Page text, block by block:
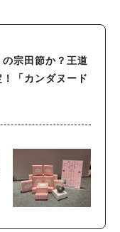
の宗田節か？王道
「カンダヌード